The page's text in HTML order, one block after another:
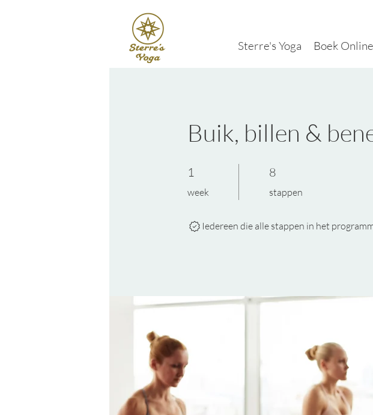
Sterre's Yoga Boek Online
Buik, billen &
1
week
1 week 8
stappen
8 stappen
Iedereen die alle stappen in het